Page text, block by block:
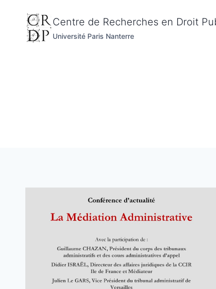
contenu
Centre de Recherches en Droit
Université Paris Nanterre